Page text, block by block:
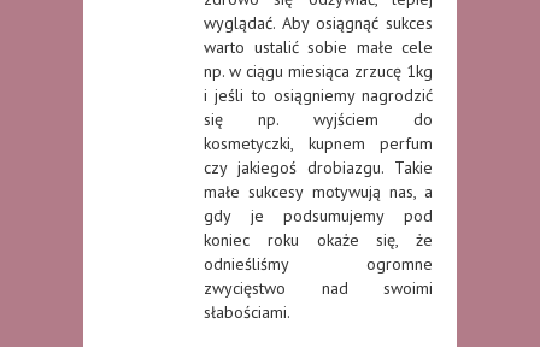
wyglądać. Aby osiągnąć sukces
warto ustalić sobie małe cele
np. w ciągu miesiąca zrzucę 1kg
i jeśli to osiągniemy nagrodzić
się np. wyjściem do
kosmetyczki, kupnem perfum
czy jakiegoś drobiazgu. Takie
małe sukcesy motywują nas, a
gdy je podsumujemy pod
koniec roku okaże się, że
odnieśliśmy ogromne
zwycięstwo nad swoimi
słabościami.